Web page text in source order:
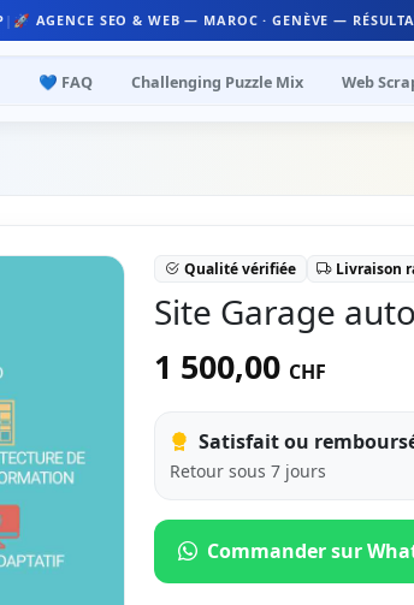
| 🚀 AGENCE SEO & WEB — MAROC · GENÈVE —
💙 FAQ Challenging Puzzle Mix Web
Qualité vérifiée Livraison
Site Garage
1 500,00 CHF
Satisfait ou
Retour sous 7 jours
Commander sur